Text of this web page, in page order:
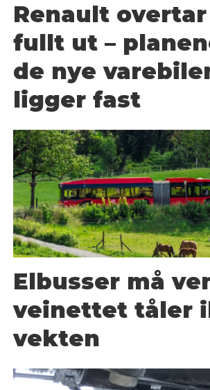
Renault
fullt ut –
de nye
ligger fast
Elbusser må
veinettet tåler
vekten